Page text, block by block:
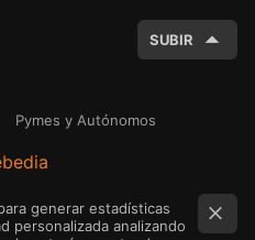
SUBIR
Pymes y Autónomos
generar estadísticas
personalizada analizando